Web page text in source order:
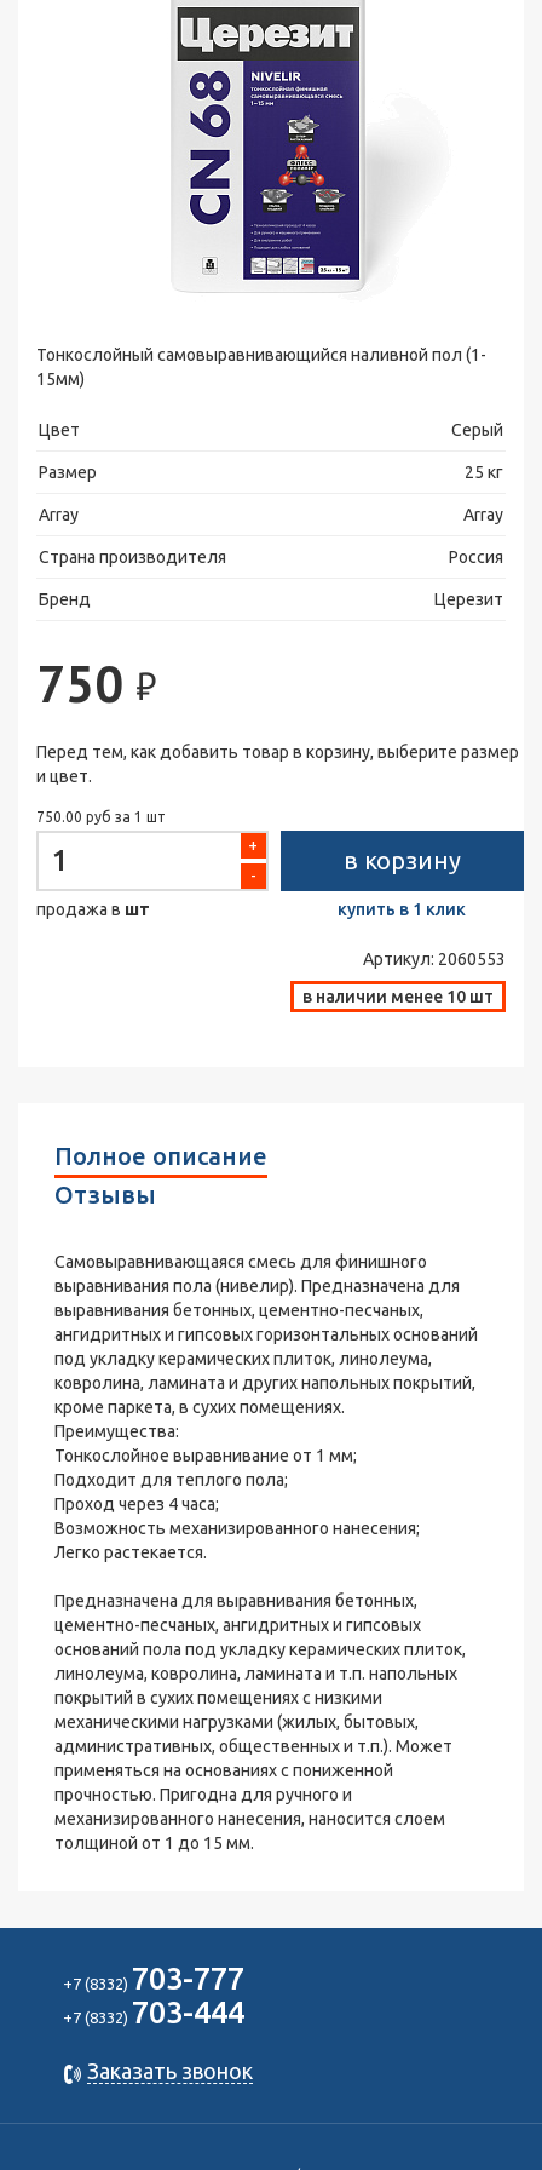
Тонкослойный самовыравнивающийся наливной пол (1-
15мм)
Цвет Серый
Размер 25 кг
Array Array
Страна производителя Россия
Бренд Церезит
750 ₽
Перед тем, как добавить товар в корзину, выберите размер
и цвет.
750.00 руб за 1 шт
-
+
продажа в шт
в корзину
купить в 1 клик
Артикул: 2060553
в наличии менее 10 шт
Полное описание
Отзывы
Самовыравнивающаяся смесь для финишного
выравнивания пола (нивелир). Предназначена для
выравнивания бетонных, цементно-песчаных,
ангидритных и гипсовых горизонтальных оснований
под укладку керамических плиток, линолеума,
ковролина, ламината и других напольных покрытий,
кроме паркета, в сухих помещениях.
Преимущества:
Тонкослойное выравнивание от 1 мм;
Подходит для теплого пола;
Проход через 4 часа;
Возможность механизированного нанесения;
Легко растекается.
Предназначена для выравнивания бетонных,
цементно-песчаных, ангидритных и гипсовых
оснований пола под укладку керамических плиток,
линолеума, ковролина, ламината и т.п. напольных
покрытий в сухих помещениях с низкими
механическими нагрузками (жилых, бытовых,
административных, общественных и т.п.). Может
применяться на основаниях с пониженной
прочностью. Пригодна для ручного и
механизированного нанесения, наносится слоем
толщиной от 1 до 15 мм.
+7 (8332) 703-777
+7 (8332) 703-444
Заказать звонок